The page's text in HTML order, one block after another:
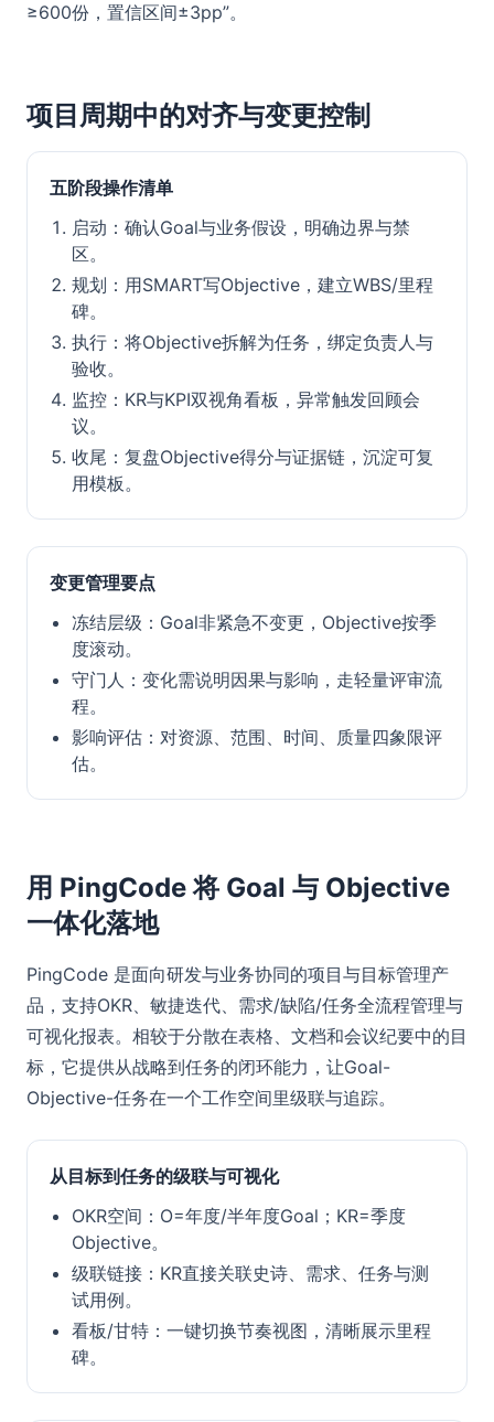
≥600份，置信区间±3pp”。
项目周期中的对齐与变更控制
五阶段操作清单
启动：确认Goal与业务假设，明确边界与禁
区。
规划：用SMART写Objective，建立WBS/里程
碑。
执行：将Objective拆解为任务，绑定负责人与
验收。
监控：KR与KPI双视角看板，异常触发回顾会
议。
收尾：复盘Objective得分与证据链，沉淀可复
用模板。
变更管理要点
冻结层级：Goal非紧急不变更，Objective按季
度滚动。
守门人：变化需说明因果与影响，走轻量评审流
程。
影响评估：对资源、范围、时间、质量四象限评
估。
用 PingCode 将 Goal 与 Objective
一体化落地
PingCode 是面向研发与业务协同的项目与目标管理产
品，支持OKR、敏捷迭代、需求/缺陷/任务全流程管理与
可视化报表。相较于分散在表格、文档和会议纪要中的目
标，它提供从战略到任务的闭环能力，让Goal-
Objective-任务在一个工作空间里级联与追踪。
从目标到任务的级联与可视化
OKR空间：O=年度/半年度Goal；KR=季度
Objective。
级联链接：KR直接关联史诗、需求、任务与测
试用例。
看板/甘特：一键切换节奏视图，清晰展示里程
碑。